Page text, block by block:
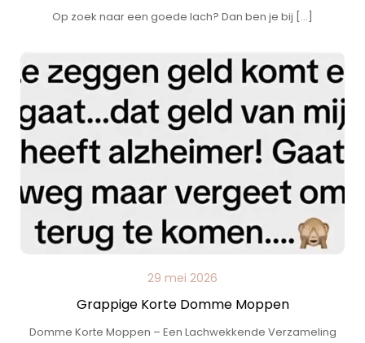
Op zoek naar een goede lach? Dan ben je bij […]
29 mei 2026
Grappige Korte Domme Moppen
Domme Korte Moppen – Een Lachwekkende Verzameling